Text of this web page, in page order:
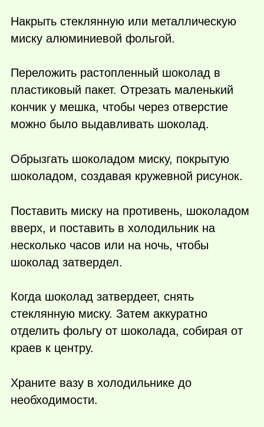
Накрыть стеклянную или металлическую
миску алюминиевой фольгой.
Переложить растопленный шоколад в
пластиковый пакет. Отрезать маленький
кончик у мешка, чтобы через отверстие
можно было выдавливать шоколад.
Обрызгать шоколадом миску, покрытую
шоколадом, создавая кружевной рисунок.
Поставить миску на противень, шоколадом
вверх, и поставить в холодильник на
несколько часов или на ночь, чтобы
шоколад затвердел.
Когда шоколад затвердеет, снять
стеклянную миску. Затем аккуратно
отделить фольгу от шоколада, собирая от
краев к центру.
Храните вазу в холодильнике до
необходимости.